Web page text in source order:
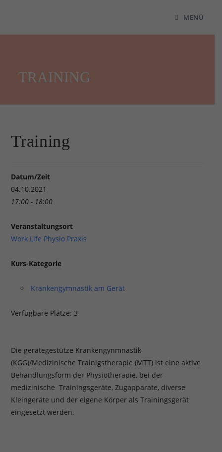
MENÜ
TRAINING
Training
Datum/Zeit
04.10.2021
17:00 - 18:00
Veranstaltungsort
Work Life Physio Praxis
Kurs-Kategorie
Krankengymnastik am Gerät
Verfügbare Plätze: 3
Die gerätegestütze Krankengynmnastik
(KGG)/Medizinische Trainigstherapie (MTT) ist eine aktive
Behandlungsform der Physiotherapie, bei der
medizinische Trainingsgeräte, Zugapparate, diverse
Kleingeräte und der eigene Körper als Trainingsgerät
eingesetzt werden.